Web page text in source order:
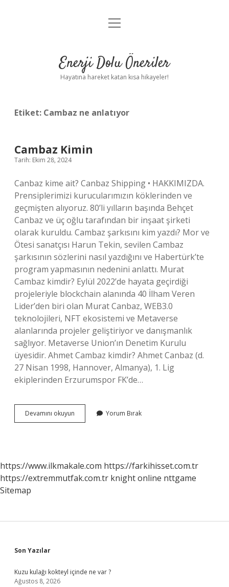
Anasayfa
Yasal Uyarı
menüyü
Enerji Dolu Öneriler
Hayatına hareket katan kısa hikayeler!
Etiket: Cambaz ne anlatıyor
Cambaz Kimin
Tarih: Ekim 28, 2024
Canbaz kime ait? Canbaz Shipping • HAKKIMIZDA.
Prensiplerimizi kurucularımızın köklerinden ve
geçmişten alıyoruz. 80’li yılların başında Behçet
Canbaz ve üç oğlu tarafından bir inşaat şirketi
olarak kuruldu. Cambaz şarkısını kim yazdı? Mor ve
Ötesi sanatçısı Harun Tekin, sevilen Cambaz
şarkısının sözlerini nasıl yazdığını ve Habertürk’te
program yapmasının nedenini anlattı. Murat
Cambaz kimdir? Eylül 2022’de hayata geçirdiği
projeleriyle blockchain alanında 40 İlham Veren
Lider’den biri olan Murat Canbaz, WEB3.0
teknolojileri, NFT ekosistemi ve Metaverse
alanlarında projeler geliştiriyor ve danışmanlık
sağlıyor. Metaverse Union’ın Denetim Kurulu
üyesidir. Ahmet Cambaz kimdir? Ahmet Canbaz (d.
27 Nisan 1998, Hannover, Almanya), 1. Lig
ekiplerinden Erzurumspor FK’de…
Devamını okuyun Cambaz
Kimin
Yorum Bırak
https://www.ilkmakale.com https://farkihisset.com.tr
https://extremmutfak.com.tr knight online nttgame
Sitemap
Sidebar
Son Yazılar
Kuzu kulağı kokteyl içinde ne var ?
Ağustos 8, 2026